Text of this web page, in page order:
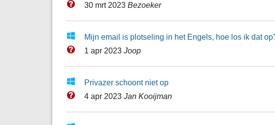
30 mrt 2023 Bezoeker
Mijn email is plotseling in het Engels, hoe los ik dat
1 apr 2023 Joop
Privazer schoont niet op
4 apr 2023 Jan Kooijman